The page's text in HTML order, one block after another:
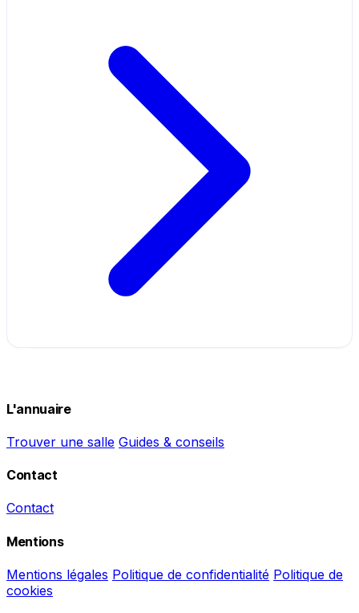
L'annuaire
Trouver une salle Guides & conseils
Contact
Contact
Mentions
Mentions légales Politique de confidentialité Politique de
cookies